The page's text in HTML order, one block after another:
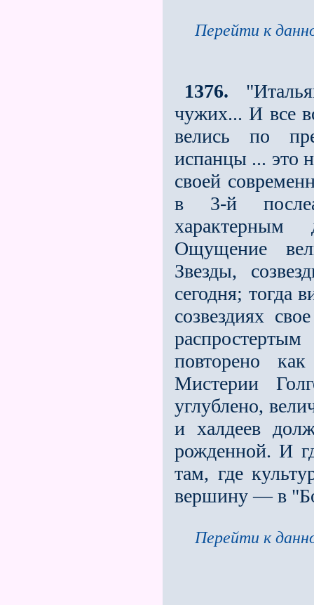
Перейти к
1376.
чужих... И все
велись по
испанцы ... это
своей
в 3-й
характерным
Ощущение
Звезды,
сегодня; тогда
созвездиях
повторено
Мистерии
углублено,
и халдеев
рожденной. И
там, где
вершину — в
Перейти к